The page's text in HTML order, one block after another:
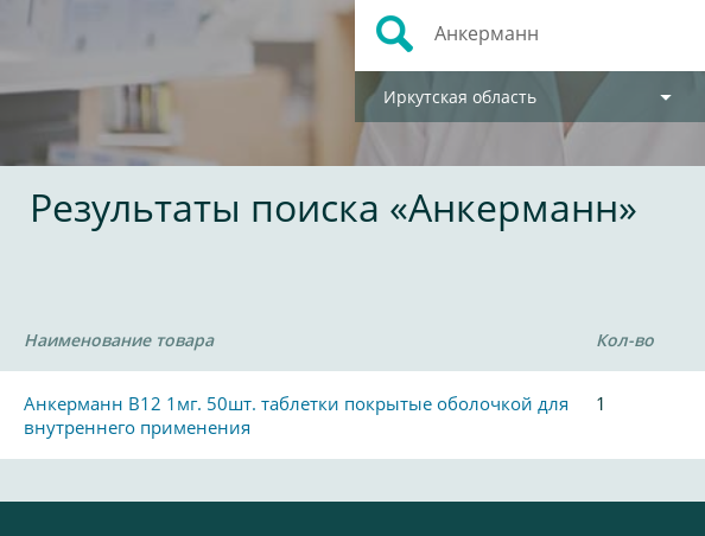
Иркутская область
Результаты поиска «Анкерманн»
Наименование товара Кол-во
Анкерманн В12 1мг. 50шт. таблетки покрытые оболочкой для
внутреннего применения
1